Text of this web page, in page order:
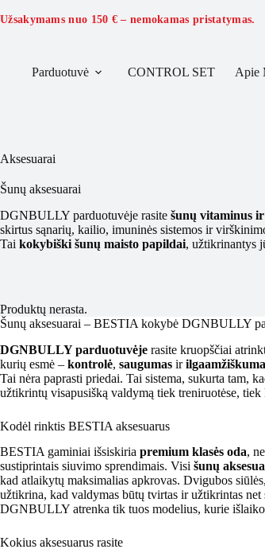
to
Užsakymams nuo 150 € – nemokamas pristatymas.
Parduotuvė CONTROL SET Apie
Aksesuarai
Šunų aksesuarai
DGNBULLY parduotuvėje rasite šunų vitaminus
skirtus sąnarių, kailio, imuninės sistemos ir
Tai kokybiški šunų maisto papildai, užtikrinantys
Produktų nerasta.
Šunų aksesuarai – BESTIA kokybė DGNBULLY
DGNBULLY parduotuvėje rasite kruopščiai
kurių esmė – kontrolė, saugumas ir
Tai nėra paprasti priedai. Tai sistema, sukurta tam,
užtikrintų visapusišką valdymą tiek treniruotėse, tiek
Kodėl rinktis BESTIA aksesuarus
BESTIA gaminiai išsiskiria premium klasės oda,
sustiprintais siuvimo sprendimais. Visi šunų
kad atlaikytų maksimalias apkrovas. Dvigubos
užtikrina, kad valdymas būtų tvirtas ir užtikrintas net
DGNBULLY atrenka tik tuos modelius, kurie
Kokius aksesuarus rasite